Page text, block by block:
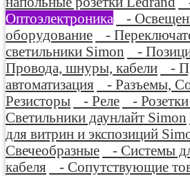
Оптоэлектроника
-
оборудование
-
светильники Simon
-
Провода, шнуры, кабели
-
автоматизация
- Разъемы,
Резисторы
- Реле -
Светильники даунлайт Simon
для витрин и экспозиций
Свечеобразные
- Системы
кабеля
- Сопутствующие